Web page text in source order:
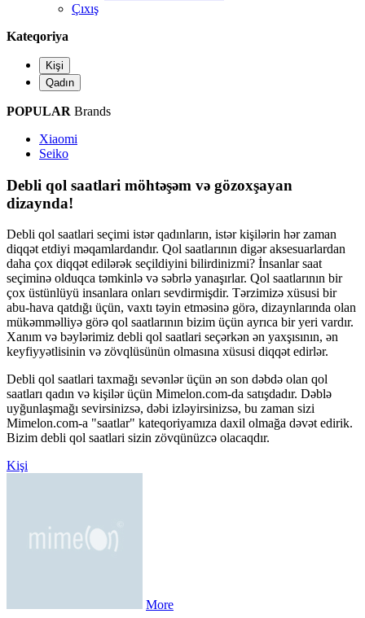
Çıxış
Kateqoriya
Kişi
Qadın
POPULAR Brands
Xiaomi
Seiko
Debli qol saatlari möhtəşəm və gözoxşayan
dizaynda!
Debli qol saatlari seçimi istər qadınların, istər kişilərin hər zaman
diqqət etdiyi məqamlardandır. Qol saatlarının digər aksesuarlardan
daha çox diqqət edilərək seçildiyini bilirdinizmi? İnsanlar saat
seçiminə olduqca təmkinlə və səbrlə yanaşırlar. Qol saatlarının bir
çox üstünlüyü insanlara onları sevdirmişdir. Tərzimizə xüsusi bir
abu-hava qatdığı üçün, vaxtı təyin etməsinə görə, dizaynlarında olan
mükəmməlliyə görə qol saatlarının bizim üçün ayrıca bir yeri vardır.
Xanım və bəylərimiz debli qol saatlari seçərkən ən yaxşısının, ən
keyfiyyətlisinin və zövqlüsünün olmasına xüsusi diqqət edirlər.
Debli qol saatlari taxmağı sevənlər üçün ən son dəbdə olan qol
saatları qadın və kişilər üçün Mimelon.com-da satışdadır. Dəblə
uyğunlaşmağı sevirsinizsə, dəbi izləyirsinizsə, bu zaman sizi
Mimelon.com-a "saatlar" kateqoriyamıza daxil olmağa dəvət edirik.
Bizim debli qol saatlari sizin zövqünüzcə olacaqdır.
Kişi
More